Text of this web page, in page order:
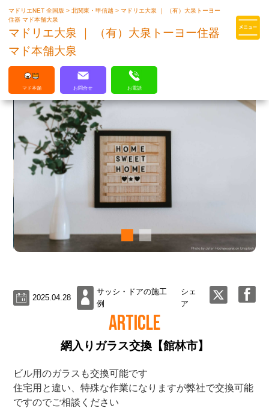
マドリエはLIXILの厳しい基準を
マドリエNET 全国版>北関東・甲信越>マドリエ大泉 ｜ （有）大泉トーヨー
住器 マド本舗大泉
マドリエ大泉 ｜ （有）大泉トーヨー住器
マド本舗大泉
マド本舗 お問合せ お電話
2025.04.28
サッシ・ドアの施工
例
シェ
ア
ARTICLE
網入りガラス交換【館林市】